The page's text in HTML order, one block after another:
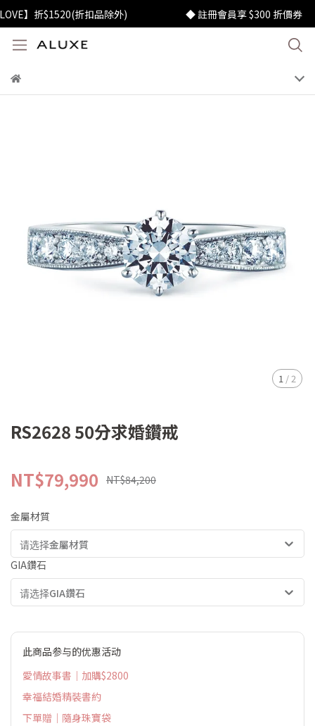
折$1520(折扣品除外) ◆ 註冊會員享 $300 折價券
1 /2
RS2628 50分求婚鑽戒
NT$79,990 NT$84,200
金屬材質
请选择金屬材質
GIA鑽石
请选择GIA鑽石
此商品参与的优惠活动
愛情故事書｜加購$2800
幸福結婚精裝書約
下單贈｜隨身珠寶袋